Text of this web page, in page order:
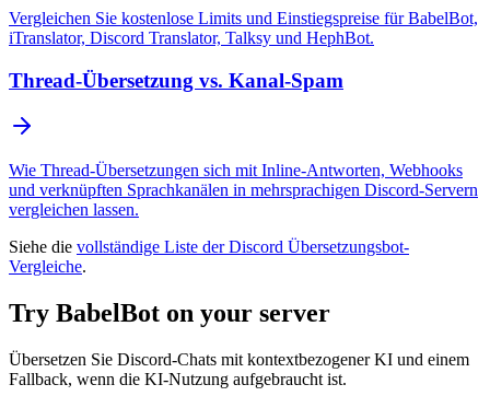
Vergleichen Sie kostenlose Limits und Einstiegspreise für BabelBot,
iTranslator, Discord Translator, Talksy und HephBot.
Thread-Übersetzung vs. Kanal-Spam
Wie Thread-Übersetzungen sich mit Inline-Antworten, Webhooks
und verknüpften Sprachkanälen in mehrsprachigen Discord-Servern
vergleichen lassen.
Siehe die vollständige Liste der Discord Übersetzungsbot-
Vergleiche.
Try BabelBot on your server
Übersetzen Sie Discord-Chats mit kontextbezogener KI und einem
Fallback, wenn die KI-Nutzung aufgebraucht ist.